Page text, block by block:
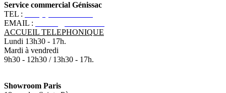
Service commercial Génissac
TEL :
EMAIL :
ACCUEIL TELEPHONIQUE
Lundi 13h30 - 17h.
Mardi à vendredi
9h30 - 12h30 / 13h30 - 17h.
Showroom Paris